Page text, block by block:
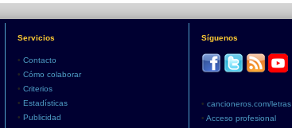
Servicios
• Contacto
• Cómo colaborar
• Criterios
• Estadísticas
• Publicidad
Síguenos
• cancioneros.com/letras
• Acceso profesional